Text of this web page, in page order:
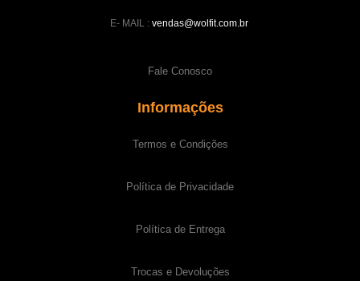
E- MAIL : vendas@wolfit.com.br
Fale Conosco
Informações
Termos e Condições
Política de Privacidade
Política de Entrega
Trocas e Devoluções